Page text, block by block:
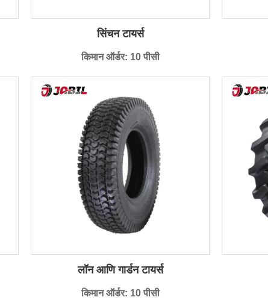
सिंचन टायर्स
किमान ऑर्डर: 10 पीसी
लॉन आणि गार्डन टायर्स
किमान ऑर्डर: 10 पीसी